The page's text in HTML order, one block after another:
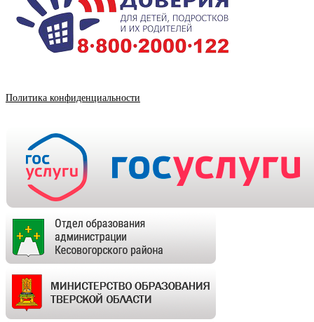
Политика конфиденциальности